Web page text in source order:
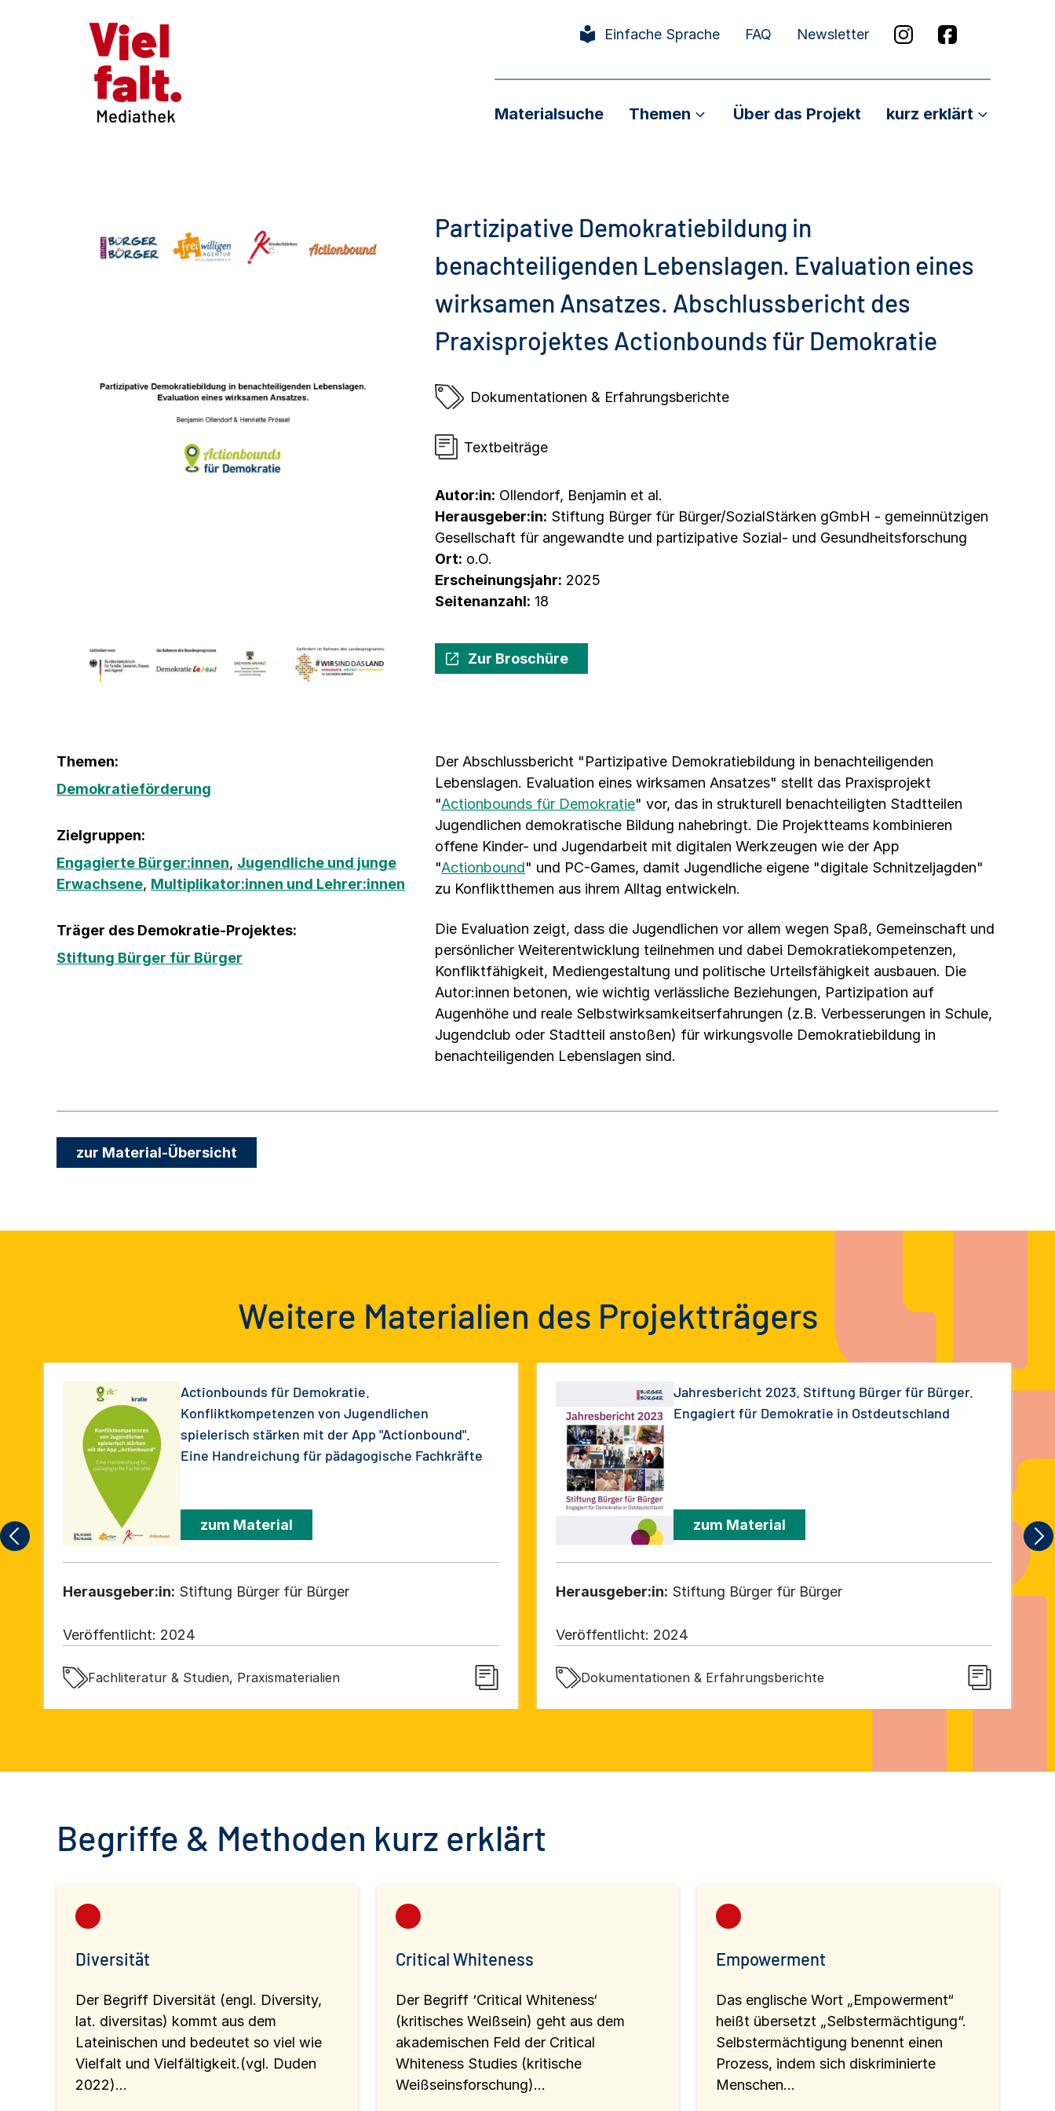
Einfache Sprache FAQ Newsletter
Materialsuche Themen Über das Projekt kurz erklärt
Partizipative Demokratiebildung in
benachteiligenden Lebenslagen. Evaluation eines
wirksamen Ansatzes. Abschlussbericht des
Praxisprojektes Actionbounds für Demokratie
Dokumentationen & Erfahrungsberichte
Textbeiträge
Autor:in: Ollendorf, Benjamin et al.
Herausgeber:in: Stiftung Bürger für Bürger/SozialStärken gGmbH - gemeinnützigen
Gesellschaft für angewandte und partizipative Sozial- und Gesundheitsforschung
Ort: o.O.
Erscheinungsjahr: 2025
Seitenanzahl: 18
Zur Broschüre
Themen:
Demokratieförderung
Zielgruppen:
Engagierte Bürger:innen, Jugendliche und junge
Erwachsene, Multiplikator:innen und Lehrer:innen
Träger des Demokratie-Projektes:
Stiftung Bürger für Bürger
Der Abschlussbericht "Partizipative Demokratiebildung in benachteiligenden
Lebenslagen. Evaluation eines wirksamen Ansatzes" stellt das Praxisprojekt
"Actionbounds für Demokratie" vor, das in strukturell benachteiligten Stadtteilen
Jugendlichen demokratische Bildung nahebringt. Die Projektteams kombinieren
offene Kinder- und Jugendarbeit mit digitalen Werkzeugen wie der App
"Actionbound" und PC-Games, damit Jugendliche eigene "digitale Schnitzeljagden"
zu Konfliktthemen aus ihrem Alltag entwickeln.
Die Evaluation zeigt, dass die Jugendlichen vor allem wegen Spaß, Gemeinschaft und
persönlicher Weiterentwicklung teilnehmen und dabei Demokratiekompetenzen,
Konfliktfähigkeit, Mediengestaltung und politische Urteilsfähigkeit ausbauen. Die
Autor:innen betonen, wie wichtig verlässliche Beziehungen, Partizipation auf
Augenhöhe und reale Selbstwirksamkeitserfahrungen (z.B. Verbesserungen in Schule,
Jugendclub oder Stadtteil anstoßen) für wirkungsvolle Demokratiebildung in
benachteiligenden Lebenslagen sind.
zur Material-Übersicht
Weitere Materialien des Projektträgers
Actionbounds für Demokratie.
Konfliktkompetenzen von Jugendlichen
spielerisch stärken mit der App "Actionbound".
Eine Handreichung für pädagogische Fachkräfte
zum Material
Herausgeber:in: Stiftung Bürger für Bürger
Veröffentlicht: 2024
Fachliteratur & Studien, Praxismaterialien
Jahresbericht 2023. Stiftung Bürger für Bürger.
Engagiert für Demokratie in Ostdeutschland
zum Material
Herausgeber:in: Stiftung Bürger für Bürger
Veröffentlicht: 2024
Dokumentationen & Erfahrungsberichte
Begriffe & Methoden kurz erklärt
Diversität
Der Begriff Diversität (engl. Diversity,
lat. diversitas) kommt aus dem
Lateinischen und bedeutet so viel wie
Vielfalt und Vielfältigkeit.(vgl. Duden
2022)...
Critical Whiteness
Der Begriff ‘Critical Whiteness‘
(kritisches Weißsein) geht aus dem
akademischen Feld der Critical
Whiteness Studies (kritische
Weißseinsforschung)...
Empowerment
Das englische Wort „Empowerment“
heißt übersetzt „Selbstermächtigung“.
Selbstermächtigung benennt einen
Prozess, indem sich diskriminierte
Menschen...